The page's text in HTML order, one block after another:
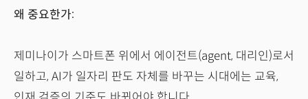
왜 중요한가:
제미나이가 스마트폰 위에서 에이전트(agent, 대리인)로서
일하고, AI가 일자리 판도 자체를 바꾸는 시대에는 교육,